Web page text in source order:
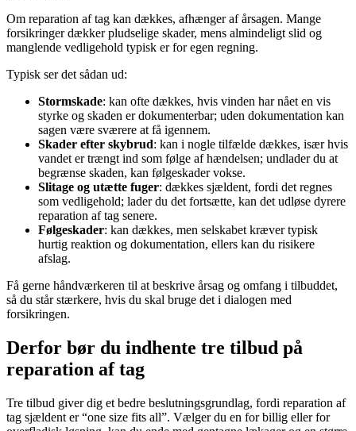
Om reparation af tag kan dækkes, afhænger af årsagen. Mange
forsikringer dækker pludselige skader, mens almindeligt slid og
manglende vedligehold typisk er for egen regning.
Typisk ser det sådan ud:
Stormskade: kan ofte dækkes, hvis vinden har nået en vis
styrke og skaden er dokumenterbar; uden dokumentation kan
sagen være sværere at få igennem.
Skader efter skybrud: kan i nogle tilfælde dækkes, især hvis
vandet er trængt ind som følge af hændelsen; undlader du at
begrænse skaden, kan følgeskader vokse.
Slitage og utætte fuger: dækkes sjældent, fordi det regnes
som vedligehold; lader du det fortsætte, kan det udløse dyrere
reparation af tag senere.
Følgeskader: kan dækkes, men selskabet kræver typisk
hurtig reaktion og dokumentation, ellers kan du risikere
afslag.
Få gerne håndværkeren til at beskrive årsag og omfang i tilbuddet,
så du står stærkere, hvis du skal bruge det i dialogen med
forsikringen.
Derfor bør du indhente tre tilbud på
reparation af tag
Tre tilbud giver dig et bedre beslutningsgrundlag, fordi reparation af
tag sjældent er “one size fits all”. Vælger du en for billig eller for